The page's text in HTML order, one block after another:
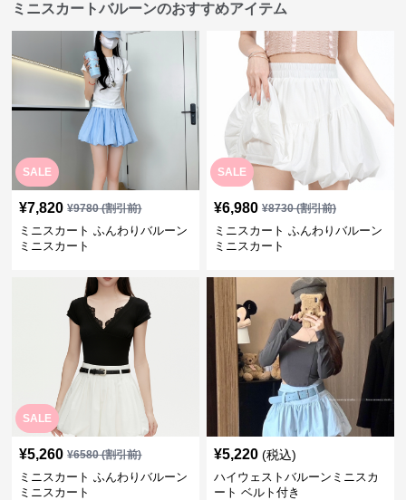
ミニスカートバルーンのおすすめアイテム
SALE
¥7,820 ¥9780(割引前)
ミニスカート ふんわりバルーン
ミニスカート
SALE
¥6,980 ¥8730(割引前)
ミニスカート ふんわりバルーン
ミニスカート
SALE
¥5,260 ¥6580(割引前)
ミニスカート ふんわりバルーン
ミニスカート
¥5,220 (税込)
ハイウェストバルーンミニスカ
ート ベルト付き